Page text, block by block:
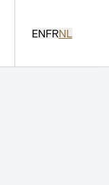
ENFRNL